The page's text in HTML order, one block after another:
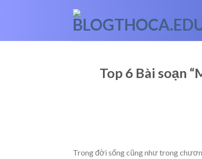
Top 6 Bài soạn
Trong đời sống cũng như trong